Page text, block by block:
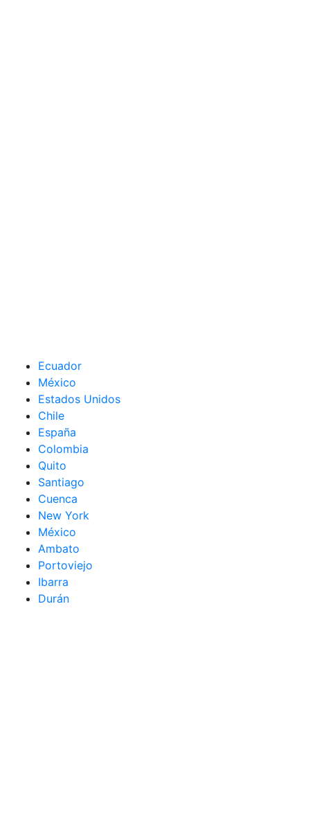
Ecuador
México
Estados Unidos
Chile
España
Colombia
Quito
Santiago
Cuenca
New York
México
Ambato
Portoviejo
Ibarra
Durán